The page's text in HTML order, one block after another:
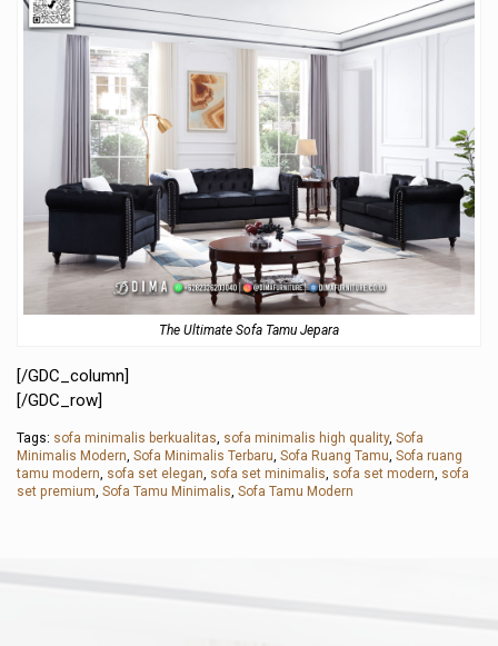
The Ultimate Sofa Tamu Jepara
[/GDC_column]
[/GDC_row]
Tags: sofa minimalis berkualitas, sofa minimalis high quality, Sofa
Minimalis Modern, Sofa Minimalis Terbaru, Sofa Ruang Tamu, Sofa ruang
tamu modern, sofa set elegan, sofa set minimalis, sofa set modern, sofa
set premium, Sofa Tamu Minimalis, Sofa Tamu Modern